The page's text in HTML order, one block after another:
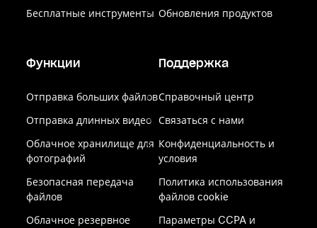
Бесплатные инструменты Обновления продуктов
Функции
Отправка больших файлов
Отправка длинных видео
Облачное хранилище для
фотографий
Безопасная передача
файлов
Облачное резервное
Поддержка
Справочный центр
Связаться с нами
Конфиденциальность и
условия
Политика использования
файлов cookie
Параметры CCPA и